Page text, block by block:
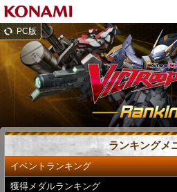
PC版
ランキングメ
イベントランキング
獲得メダルランキング